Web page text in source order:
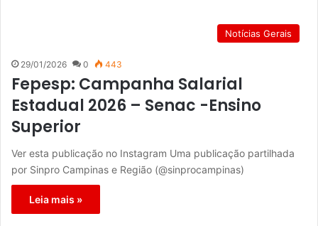
Notícias Gerais
29/01/2026 0 443
Fepesp: Campanha Salarial
Estadual 2026 – Senac -Ensino
Superior
Ver esta publicação no Instagram Uma publicação partilhada
por Sinpro Campinas e Região (@sinprocampinas)
Leia mais »